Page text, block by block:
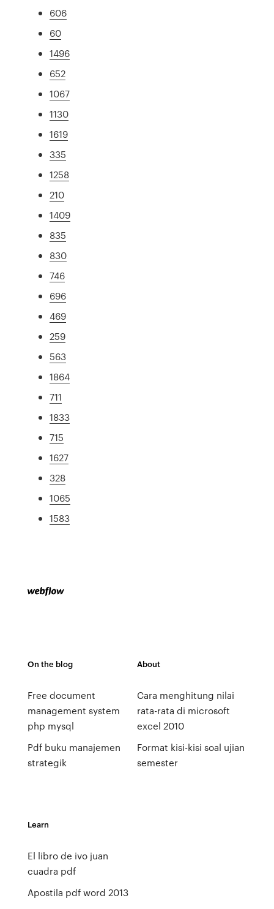
606
60
1496
652
1067
1130
1619
335
1258
210
1409
835
830
746
696
469
259
563
1864
711
1833
715
1627
328
1065
1583
On the blog
Free document
management system
php mysql
Pdf buku manajemen
strategik
About
Cara menghitung nilai
rata-rata di microsoft
excel 2010
Format kisi-kisi soal ujian
semester
Learn
El libro de ivo juan
cuadra pdf
Apostila pdf word 2013